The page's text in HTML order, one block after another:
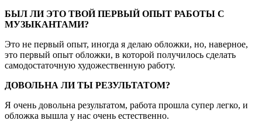
БЫЛ ЛИ ЭТО ТВОЙ ПЕРВЫЙ ОПЫТ РАБОТЫ С
МУЗЫКАНТАМИ?
Это не первый опыт, иногда я делаю обложки, но, наверное,
это первый опыт обложки, в которой получилось сделать
самодостаточную художественную работу.
ДОВОЛЬНА ЛИ ТЫ РЕЗУЛЬТАТОМ?
Я очень довольна результатом, работа прошла супер легко, и
обложка вышла у нас очень естественно.